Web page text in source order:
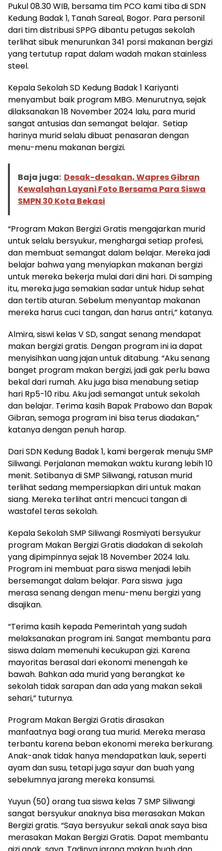
Pukul 08.30 WIB, bersama tim PCO kami tiba di SDN
Kedung Badak 1, Tanah Sareal, Bogor. Para personil
dari tim distribusi SPPG dibantu petugas sekolah
terlihat sibuk menurunkan 341 porsi makanan bergizi
yang tertutup rapat dalam wadah makan stainless
steel.
Kepala Sekolah SD Kedung Badak 1 Kariyanti
menyambut baik program MBG. Menurutnya, sejak
dilaksanakan 18 November 2024 lalu, para murid
sangat antusias dan semangat belajar. Setiap
harinya murid selalu dibuat penasaran dengan
menu-menu makanan bergizi.
Baja juga: Desak-desakan, Wapres Gibran
Kewalahan Layani Foto Bersama Para Siswa
SMPN 30 Kota Bekasi
“Program Makan Bergizi Gratis mengajarkan murid
untuk selalu bersyukur, menghargai setiap profesi,
dan membuat semangat dalam belajar. Mereka jadi
belajar bahwa yang menyiapkan makanan bergizi
untuk mereka bekerja mulai dari dini hari. Di samping
itu, mereka juga semakian sadar untuk hidup sehat
dan tertib aturan. Sebelum menyantap makanan
mereka harus cuci tangan, dan harus antri,” katanya.
Almira, siswi kelas V SD, sangat senang mendapat
makan bergizi gratis. Dengan program ini ia dapat
menyisihkan uang jajan untuk ditabung. “Aku senang
banget program makan bergizi, jadi gak perlu bawa
bekal dari rumah. Aku juga bisa menabung setiap
hari Rp5-10 ribu. Aku jadi semangat untuk sekolah
dan belajar. Terima kasih Bapak Prabowo dan Bapak
Gibran, semoga program ini bisa terus diadakan,”
katanya dengan penuh harap.
Dari SDN Kedung Badak 1, kami bergerak menuju SMP
Siliwangi. Perjalanan memakan waktu kurang lebih 10
menit. Setibanya di SMP Siliwangi, ratusan murid
terlihat sedang mempersiapkan diri untuk makan
siang. Mereka terlihat antri mencuci tangan di
wastafel teras sekolah.
Kepala Sekolah SMP Siliwangi Rosmiyati bersyukur
program Makan Bergizi Gratis diadakan di sekolah
yang dipimpinnya sejak 18 November 2024 lalu.
Program ini membuat para siswa menjadi lebih
bersemangat dalam belajar. Para siswa juga
merasa senang dengan menu-menu bergizi yang
disajikan.
“Terima kasih kepada Pemerintah yang sudah
melaksanakan program ini. Sangat membantu para
siswa dalam memenuhi kecukupan gizi. Karena
mayoritas berasal dari ekonomi menengah ke
bawah. Bahkan ada murid yang berangkat ke
sekolah tidak sarapan dan ada yang makan sekali
sehari,” tuturnya.
Program Makan Bergizi Gratis dirasakan
manfaatnya bagi orang tua murid. Mereka merasa
terbantu karena beban ekonomi mereka berkurang.
Anak-anak tidak hanya mendapatkan lauk, seperti
ayam dan susu, tetapi juga sayur dan buah yang
sebelumnya jarang mereka konsumsi.
Yuyun (50) orang tua siswa kelas 7 SMP Siliwangi
sangat bersyukur anaknya bisa merasakan Makan
Bergizi gratis. “Saya bersyukur sekali anak saya bisa
merasakan Makan Bergizi Gratis. Dapat membantu